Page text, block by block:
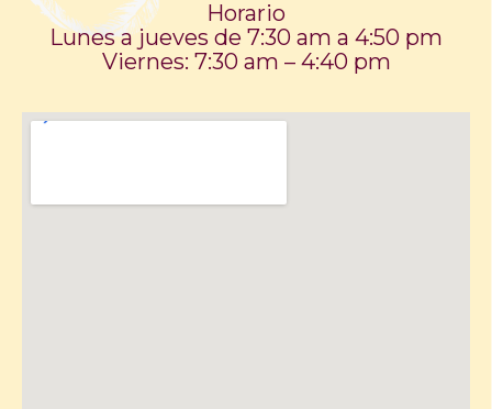
Horario
Lunes a jueves de 7:30 am a 4:50 pm
Viernes: 7:30 am – 4:40 pm